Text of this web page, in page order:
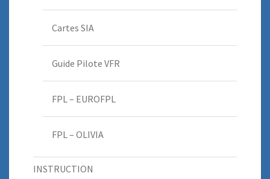
Cartes SIA
Guide Pilote VFR
FPL – EUROFPL
FPL – OLIVIA
INSTRUCTION